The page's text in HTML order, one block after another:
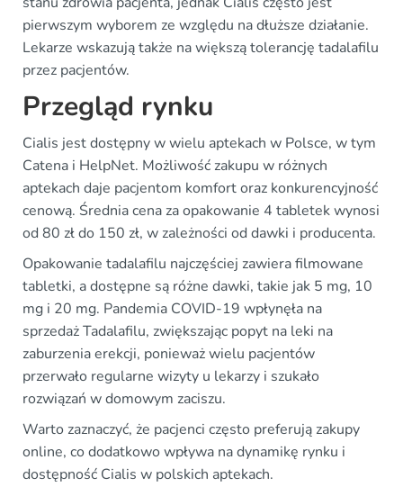
pierwszym wyborem ze względu na dłuższe działanie.
Lekarze wskazują także na większą tolerancję tadalafilu
przez pacjentów.
Przegląd rynku
Cialis jest dostępny w wielu aptekach w Polsce, w tym
Catena i HelpNet. Możliwość zakupu w różnych
aptekach daje pacjentom komfort oraz konkurencyjność
cenową. Średnia cena za opakowanie 4 tabletek wynosi
od 80 zł do 150 zł, w zależności od dawki i producenta.
Opakowanie tadalafilu najczęściej zawiera filmowane
tabletki, a dostępne są różne dawki, takie jak 5 mg, 10
mg i 20 mg. Pandemia COVID-19 wpłynęła na
sprzedaż Tadalafilu, zwiększając popyt na leki na
zaburzenia erekcji, ponieważ wielu pacjentów
przerwało regularne wizyty u lekarzy i szukało
rozwiązań w domowym zaciszu.
Warto zaznaczyć, że pacjenci często preferują zakupy
online, co dodatkowo wpływa na dynamikę rynku i
dostępność Cialis w polskich aptekach.